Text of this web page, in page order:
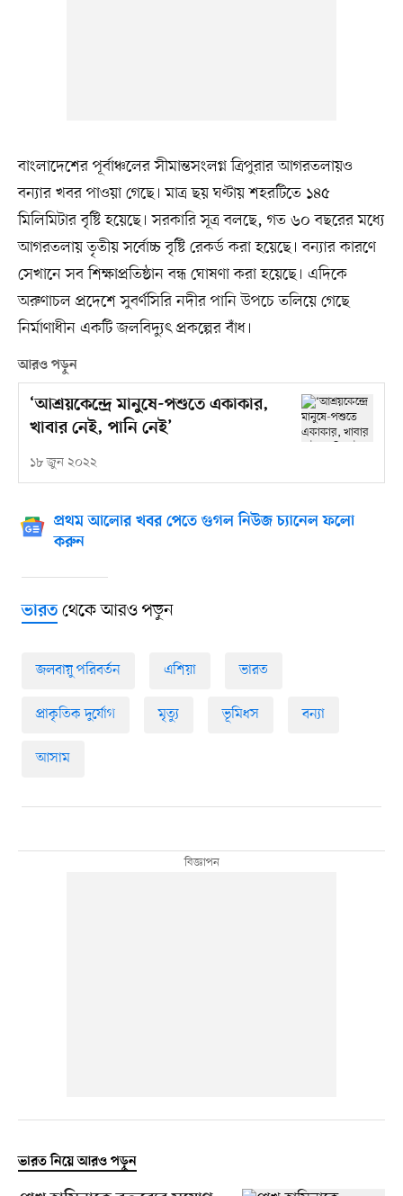
বাংলাদেশের পূর্বাঞ্চলের সীমান্তসংলগ্ন ত্রিপুরার আগরতলায়ও
বন্যার খবর পাওয়া গেছে। মাত্র ছয় ঘণ্টায় শহরটিতে ১৪৫
মিলিমিটার বৃষ্টি হয়েছে। সরকারি সূত্র বলছে, গত ৬০ বছরের মধ্যে
আগরতলায় তৃতীয় সর্বোচ্চ বৃষ্টি রেকর্ড করা হয়েছে। বন্যার কারণে
সেখানে সব শিক্ষাপ্রতিষ্ঠান বন্ধ ঘোষণা করা হয়েছে। এদিকে
অরুণাচল প্রদেশে সুবর্ণসিরি নদীর পানি উপচে তলিয়ে গেছে
নির্মাণাধীন একটি জলবিদ্যুৎ প্রকল্পের বাঁধ।
আরও পড়ুন
‘আশ্রয়কেন্দ্রে মানুষে-পশুতে একাকার,
খাবার নেই, পানি নেই’
১৮ জুন ২০২২
প্রথম আলোর খবর পেতে গুগল নিউজ চ্যানেল ফলো
করুন
ভারতথেকে আরও পড়ুন
জলবায়ু পরিবর্তন এশিয়া ভারত
প্রাকৃতিক দুর্যোগ মৃত্যু ভূমিধস বন্যা
আসাম
ভারত নিয়ে আরও পড়ুন